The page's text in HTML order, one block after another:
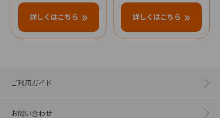
詳しくはこちら 詳しくはこちら
ご利用ガイド
お問い合わせ